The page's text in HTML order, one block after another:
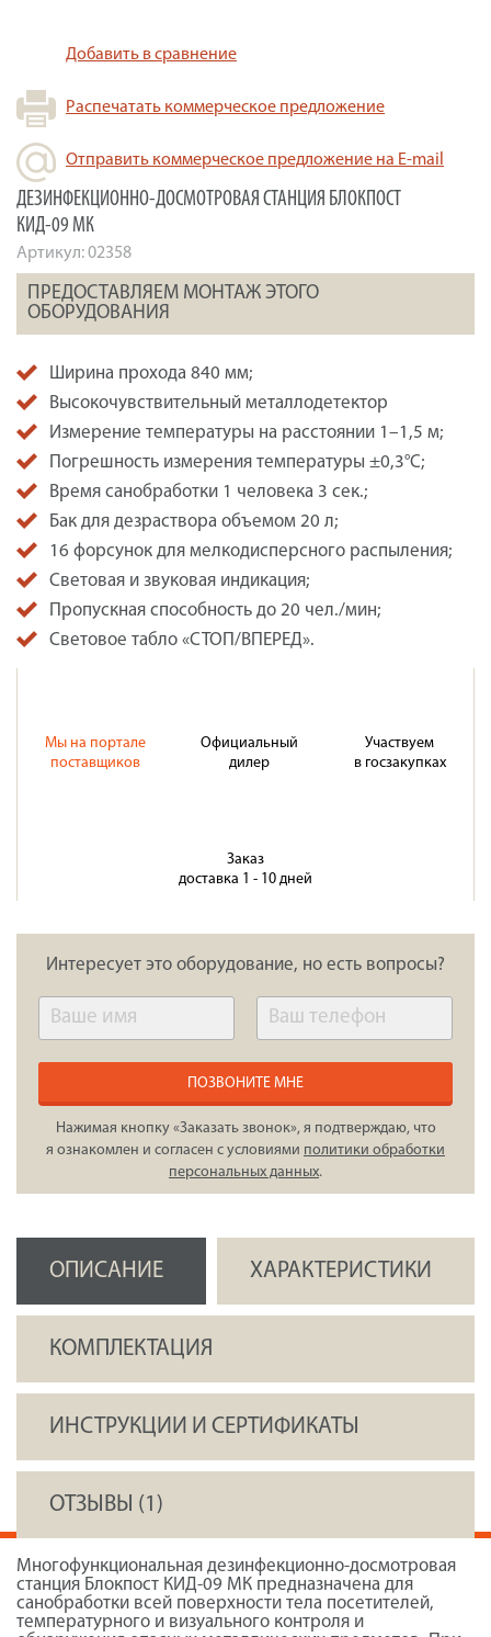
Добавить в сравнение
Распечатать коммерческое предложение
Отправить коммерческое предложение на E-mail
ДЕЗИНФЕКЦИОННО-ДОСМОТРОВАЯ СТАНЦИЯ БЛОКПОСТ
КИД-09 МК
Артикул:02358
ПРЕДОСТАВЛЯЕМ МОНТАЖ ЭТОГО
ОБОРУДОВАНИЯ
Ширина прохода 840 мм;
Высокочувствительный металлодетектор
Измерение температуры на расстоянии 1–1,5 м;
Погрешность измерения температуры ±0,3°C;
Время санобработки 1 человека 3 сек.;
Бак для дезраствора объемом 20 л;
16 форсунок для мелкодисперсного распыления;
Световая и звуковая индикация;
Пропускная способность до 20 чел./мин;
Световое табло «СТОП/ВПЕРЕД».
Мы на портале
поставщиков
Официальный
дилер
Участвуем
в госзакупках
Заказ
доставка 1 - 10 дней
Интересует это оборудование, но есть вопросы?
ПОЗВОНИТЕ МНЕ
Нажимая кнопку «Заказать звонок», я подтверждаю, что
я ознакомлен и согласен с условиями политики обработки
персональных данных.
ОПИСАНИЕ ХАРАКТЕРИСТИКИ
КОМПЛЕКТАЦИЯ
ИНСТРУКЦИИ И СЕРТИФИКАТЫ
ОТЗЫВЫ (1)
Многофункциональная дезинфекционно-досмотровая
станция Блокпост КИД-09 МК предназначена для
санобработки всей поверхности тела посетителей,
температурного и визуального контроля и